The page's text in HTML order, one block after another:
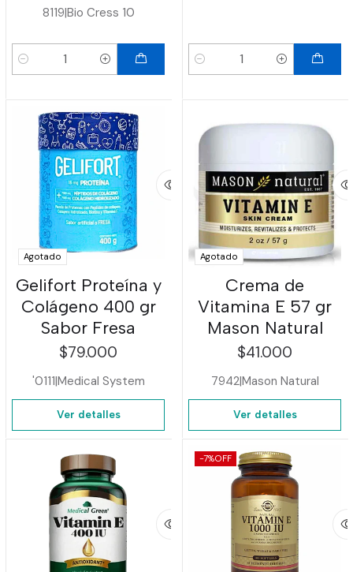
8119|Bio Cress 10
Cantidad Cantidad
Agotado
Gelifort Proteína y
Colágeno 400 gr
Sabor Fresa
$79.000
'0111|Medical System
Ver detalles
Agotado
Crema de
Vitamina E 57 gr
Mason Natural
$41.000
7942|Mason Natural
Ver detalles
-7%OFF